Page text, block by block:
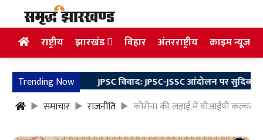
राष्ट्रीय झारखंड बिहार अंतरराष्ट्रीय क्राइम न्यूज
Trending NowJPSC विवाद: JPSC-JSSC आंदोलन पर सुदिव्य कुमार
समाचार
राजनीति कोरोना की लड़ाई में वीआईपी कल्चर